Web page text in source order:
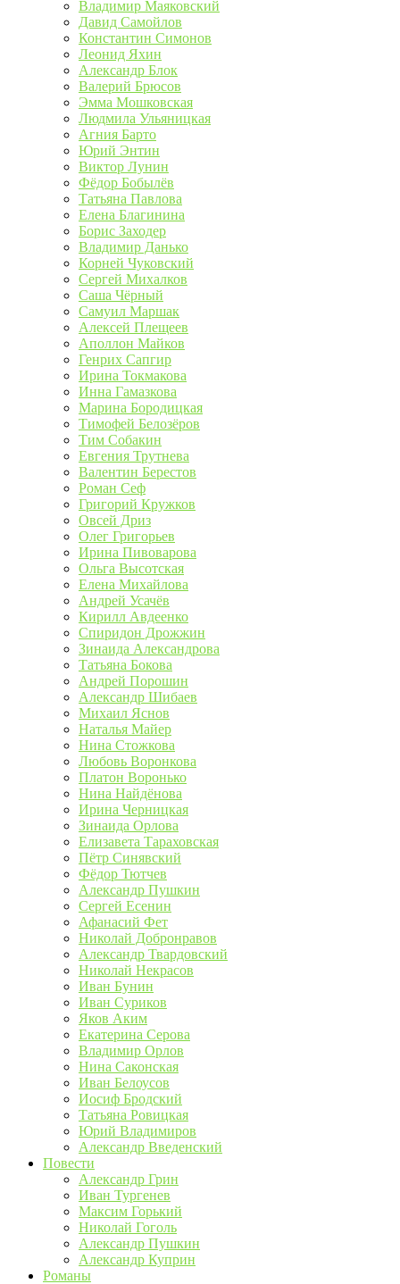
Владимир Маяковский
Давид Самойлов
Константин Симонов
Леонид Яхин
Александр Блок
Валерий Брюсов
Эмма Мошковская
Людмила Ульяницкая
Агния Барто
Юрий Энтин
Виктор Лунин
Фёдор Бобылёв
Татьяна Павлова
Елена Благинина
Борис Заходер
Владимир Данько
Корней Чуковский
Сергей Михалков
Саша Чёрный
Самуил Маршак
Алексей Плещеев
Аполлон Майков
Генрих Сапгир
Ирина Токмакова
Инна Гамазкова
Марина Бородицкая
Тимофей Белозёров
Тим Собакин
Евгения Трутнева
Валентин Берестов
Роман Сеф
Григорий Кружков
Овсей Дриз
Олег Григорьев
Ирина Пивоварова
Ольга Высотская
Елена Михайлова
Андрей Усачёв
Кирилл Авдеенко
Спиридон Дрожжин
Зинаида Александрова
Татьяна Бокова
Андрей Порошин
Александр Шибаев
Михаил Яснов
Наталья Майер
Нина Стожкова
Любовь Воронкова
Платон Воронько
Нина Найдёнова
Ирина Черницкая
Зинаида Орлова
Елизавета Тараховская
Пётр Синявский
Фёдор Тютчев
Александр Пушкин
Сергей Есенин
Афанасий Фет
Николай Добронравов
Александр Твардовский
Николай Некрасов
Иван Бунин
Иван Суриков
Яков Аким
Екатерина Серова
Владимир Орлов
Нина Саконская
Иван Белоусов
Иосиф Бродский
Татьяна Ровицкая
Юрий Владимиров
Александр Введенский
Повести
Александр Грин
Иван Тургенев
Максим Горький
Николай Гоголь
Александр Пушкин
Александр Куприн
Романы